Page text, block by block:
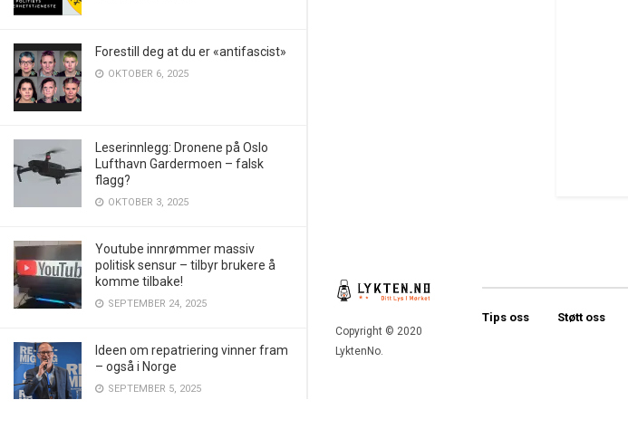
Forestill deg at du er «antifascist»
OKTOBER 6, 2025
Leserinnlegg: Dronene på Oslo
Lufthavn Gardermoen – falsk
flagg?
OKTOBER 3, 2025
Youtube innrømmer massiv
politisk sensur – tilbyr brukere å
komme tilbake!
SEPTEMBER 24, 2025
Ideen om repatriering vinner fram
– også i Norge
SEPTEMBER 5, 2025
Copyright © 2020
LyktenNo.
Tips oss Støtt oss